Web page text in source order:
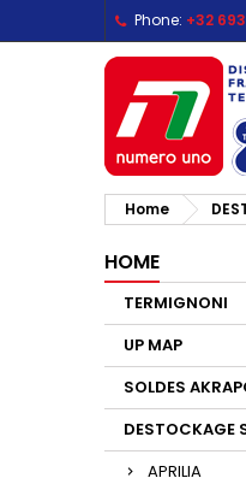
Phone: +32
Home
HOME
TERMIGNONI
UP MAP
SOLDES
DESTOCKAGE
APRILIA